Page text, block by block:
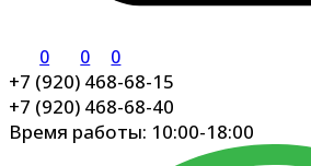
0 0 0
+7 (920) 468-68-15
+7 (920) 468-68-40
Время работы: 10:00-18:00